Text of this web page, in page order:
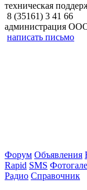
техническая
8 (35161) 3 41 66
администрация
написать письмо
Форум Объявления
Rapid SMS
Радио Справочник